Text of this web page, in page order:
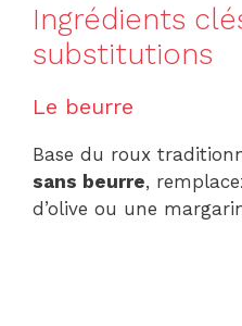
Ingrédients
substitutions
Le beurre
Base du roux
sans beurre,
d’olive ou une